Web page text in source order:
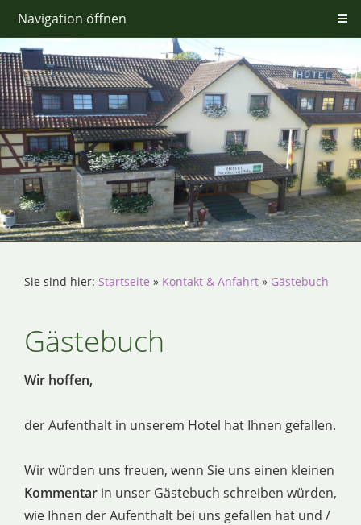
Navigation öffnen
Sie sind hier: Startseite » Kontakt & Anfahrt » Gästebuch
Gästebuch
Wir hoffen,
der Aufenthalt in unserem Hotel hat Ihnen gefallen.
Wir würden uns freuen, wenn Sie uns einen kleinen
Kommentar in unser Gästebuch schreiben würden,
wie Ihnen der Aufenthalt bei uns gefallen hat und /